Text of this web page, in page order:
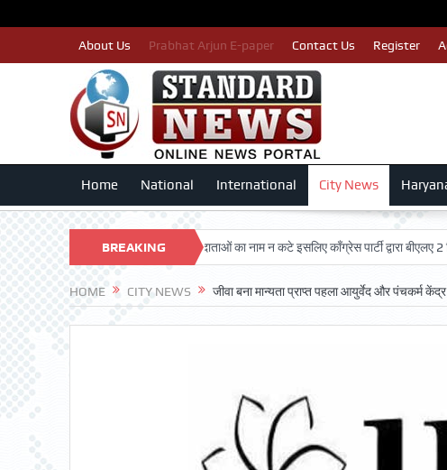
About Us Prabhat Arjun E-paper Contact Us Register
Home National International City News
BREAKING
NEWS
TRUST पात्र मतदाताओं का नाम न कटे इसलिए काँग्रेस पार्टी द्वारा बीएलए 2 किए जा
HOME CITY NEWS जीवा बना मान्यता प्राप्त पहला आयुर्वेद और पंचकर्म केंद्र